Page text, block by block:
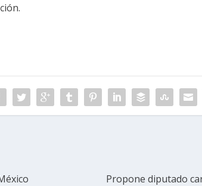
Propone diputado